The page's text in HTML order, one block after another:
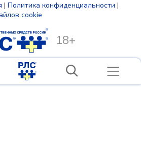
| Политика конфиденциальности |
cookie
18+